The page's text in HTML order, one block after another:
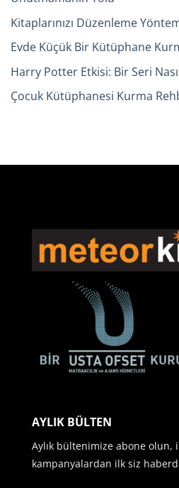
Kitaplarınızı Düzenleme
Evde Küçük Bir Kütüphane
Harry Potter Etkisi: Bir Seri
Çocuk Kütüphanesi Kurma
AYLIK BÜLTEN
Aylık bültenimize abone olun,
kampanyalardan ilk siz